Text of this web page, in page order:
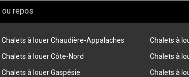
repos
Chalets à louer Chaudière-Appalaches
Chalets à louer Côte-Nord
Chalets à louer Gaspésie
Chalets à
Chalets à
Chalets à